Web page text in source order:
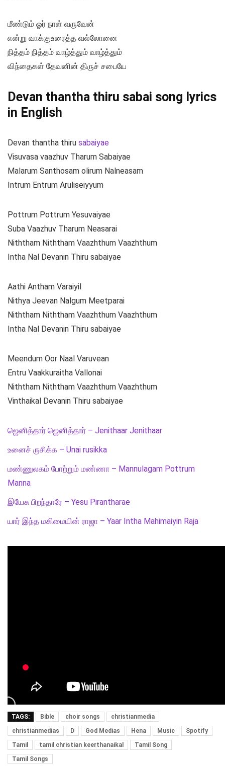
மீண்டும் ஓர் நாள் வருவேன்
என்று வாக்குஉரைத்த வல்லோனை
நித்தம் நித்தம் வாழ்த்தும் வாழ்த்தும்
விந்தைகள் தேவனின் திருச் சபையே
Devan thantha thiru sabai song lyrics
in English
Devan thantha thiru sabaiyae
Visuvasa vaazhuv Tharum Sabaiyae
Malarum Santhosam olirum Nalneasam
Intrum Entrum Aruliseiyyum
Pottrum Pottrum Yesuvaiyae
Suba Vaazhuv Tharum Neasarai
Niththam Niththam Vaazhthum Vaazhthum
Intha Nal Devanin Thiru sabaiyae
Aathi Antham Varaiyil
Nithya Jeevan Nalgum Meetparai
Niththam Niththam Vaazhthum Vaazhthum
Intha Nal Devanin Thiru sabaiyae
Meendum Oor Naal Varuvean
Entru Vaakkuraitha Vallonai
Niththam Niththam Vaazhthum Vaazhthum
Vinthaikal Devanin Thiru sabaiyae
ஜெனித்தார் ஜெனித்தார் – Jenithaar Jenithaar
உனைச் ருசிக்க – Unai rusikka
மண்ணுலகம் போற்றும் மண்ணா – Mannulagam Pottrum
Manna
இயேசு பிறந்தாரே – Yesu Pirantharae
யார் இந்த மகிமையின் ராஜா – Yaar Intha Mahimaiyin Raja
TAGS: Bible choir songs
christianmedia
christianmedias
D God Medias Hena Music
Spotify
Tamil
tamil christian keerthanaikal
Tamil Song
Tamil Songs